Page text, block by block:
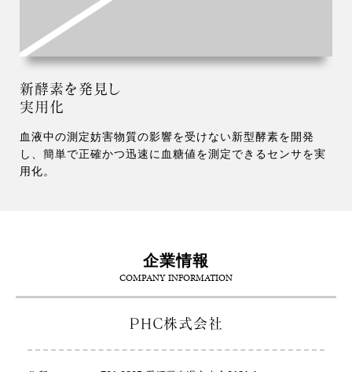
新酵素を発見し
実用化
血液中の測定妨害物質の影響を受けない新型酵素を開発
し、簡単で正確かつ迅速に血糖値を測定できるセンサを実
用化。
企業情報
COMPANY INFORMATION
ＰＨＣ株式会社